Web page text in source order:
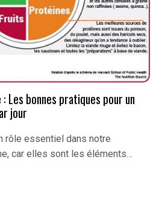
Les bonnes pratiques pour un
jour
rôle essentiel dans notre
car elles sont les éléments…